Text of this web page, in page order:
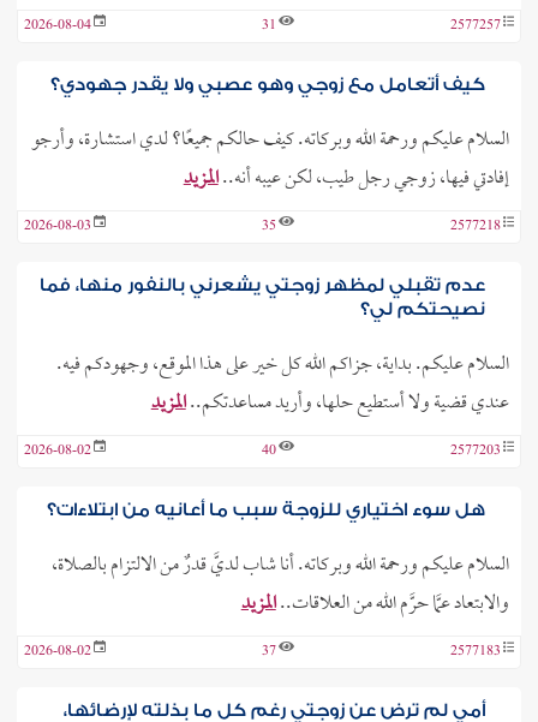
2577257
31
2026-08-04
كيف أتعامل مع زوجي وهو عصبي ولا يقدر جهودي؟
السلام عليكم ورحمة الله وبركاته. كيف حالكم جميعًا؟ لدي استشارة، وأرجو
إفادتي فيها، زوجي رجل طيب، لكن عيبه أنه..المزيد
2577218
35
2026-08-03
عدم تقبلي لمظهر زوجتي يشعرني بالنفور منها، فما
نصيحتكم لي؟
السلام عليكم. بداية، جزاكم الله كل خير على هذا الموقع، وجهودكم فيه.
عندي قضية ولا أستطيع حلها، وأريد مساعدتكم..المزيد
2577203
40
2026-08-02
هل سوء اختياري للزوجة سبب ما أعانيه من ابتلاءات؟
السلام عليكم ورحمة الله وبركاته. أنا شاب لديَّ قدرٌ من الالتزام بالصلاة،
والابتعاد عمَّا حرَّم الله من العلاقات..المزيد
2577183
37
2026-08-02
أمي لم ترض عن زوجتي رغم كل ما بذلته لإرضائها،